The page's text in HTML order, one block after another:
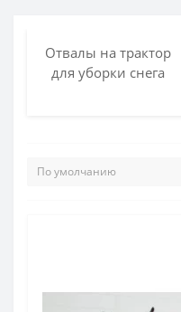
Отвалы на трактор
для уборки снега